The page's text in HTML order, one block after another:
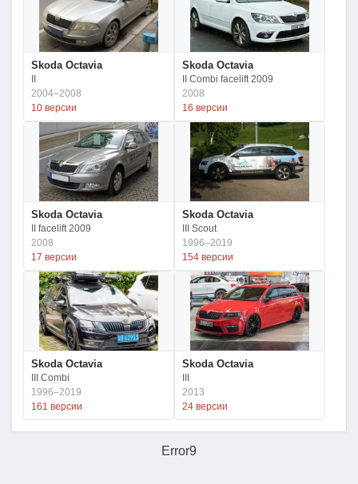
Skoda Octavia
2004–2008
10 версии
Skoda Octavia
II Combi facelift 2009
2008
16 версии
Skoda Octavia
II facelift 2009
2008
17 версии
Skoda Octavia
III Scout
1996–2019
154 версии
Skoda Octavia
III Combi
1996–2019
161 версии
Skoda Octavia
2013
24 версии
Error9